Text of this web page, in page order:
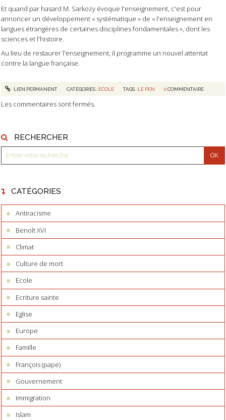
RECHERCHER
CATÉGORIES
Antiracisme
Benoît XVI
Climat
Culture de mort
Ecole
Ecriture sainte
Eglise
Europe
Famille
François (pape)
Gouvernement
Immigration
Islam
Et quand par hasard M. Sarkozy évoque l'enseignement, c'est pour
annoncer un développement « systématique » de « l'enseignement en
langues étrangères de certaines disciplines fondamentales », dont les
sciences et l'histoire.
Au lieu de restaurer l'enseignement, il programme un nouvel attentat
contre la langue française.
LIEN PERMANENT CATÉGORIES : ECOLE TAGS : LE PEN 0 COMMENTAIRE
Les commentaires sont fermés.